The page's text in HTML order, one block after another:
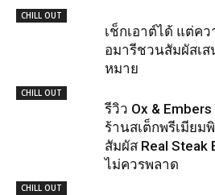
CHILL OUT
เช็กเอาต์ได้ แต่ค
อมารีชวนสัมผัสเ
หมาย
CHILL OUT
รีวิว Ox &
ร้านสเต็กพรีเมีย
สัมผัส Real Steak
ไม่ควรพลาด
CHILL OUT